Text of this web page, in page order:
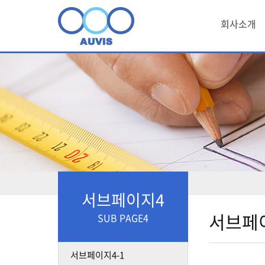
회사소개
서브페이지4
SUB PAGE4
서브페이지4-1
서브페